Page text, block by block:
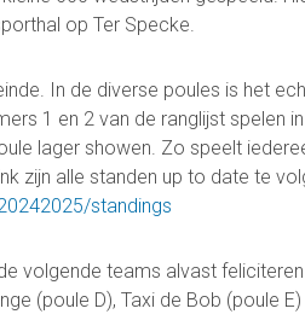
Contact
Vertrouwenspersonen
Financieel contactpersoon
Wie doet wat
op Ter Specke.
In de diverse poules is het
1 en 2 van de ranglijst spelen
lager showen. Zo speelt
zijn alle standen up to date te
standings
volgende teams alvast
(poule D), Taxi de Bob (poule